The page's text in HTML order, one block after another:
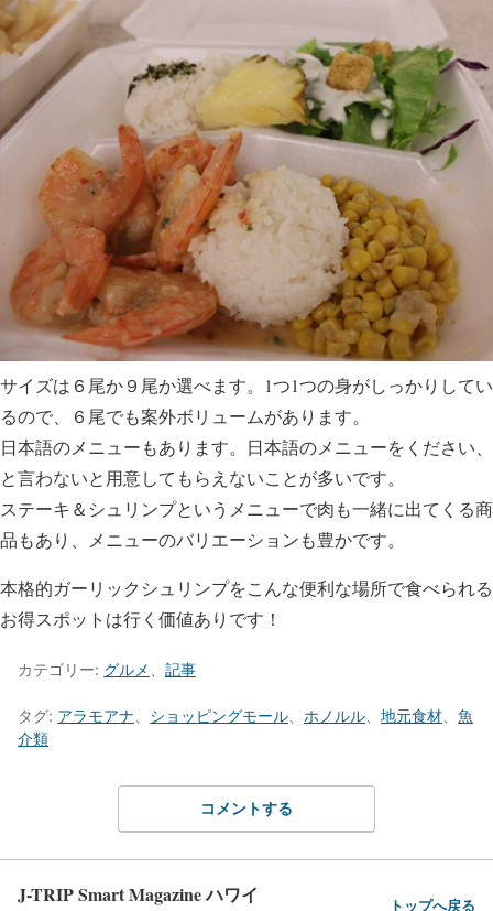
サイズは６尾か９尾か選べます。1つ1つの身がしっかりしてい
るので、６尾でも案外ボリュームがあります。
日本語のメニューもあります。日本語のメニューをください、
と言わないと用意してもらえないことが多いです。
ステーキ＆シュリンプというメニューで肉も一緒に出てくる商
品もあり、メニューのバリエーションも豊かです。
本格的ガーリックシュリンプをこんな便利な場所で食べられる
お得スポットは行く価値ありです！
カテゴリー: グルメ、 記事
タグ: アラモアナ、 ショッピングモール、 ホノルル、 地元食材、 魚
介類
コメントする
J-TRIP Smart Magazine ハワイ トップへ戻る